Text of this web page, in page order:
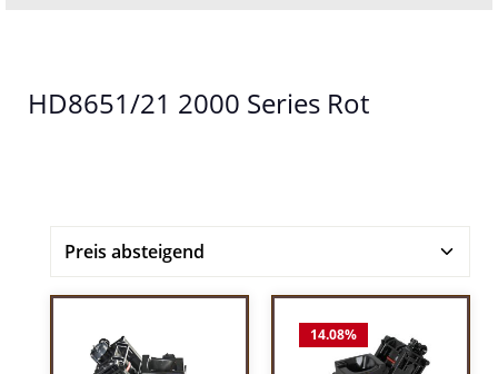
HD8651/21 2000 Series Rot
14.08%